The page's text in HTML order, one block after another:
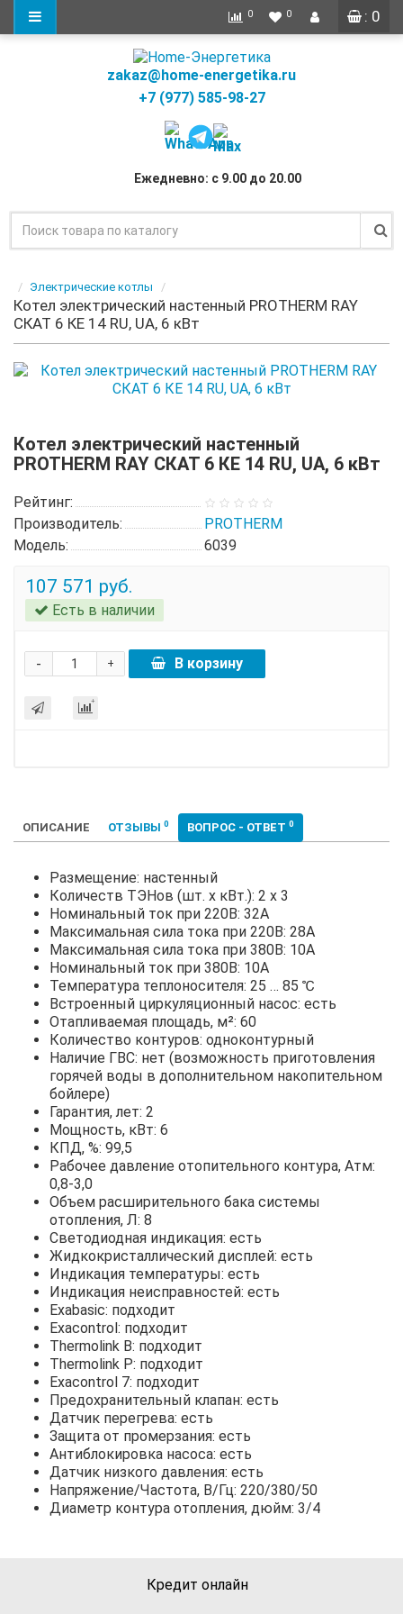
: 0
0 0
zakaz@home-energetika.ru
+7 (977) 585-98-27
Ежедневно: с 9.00 до 20.00
Электрические котлы
Котел электрический настенный PROTHERM RAY
СКАТ 6 КЕ 14 RU, UA, 6 кВт
Котел электрический настенный
PROTHERM RAY СКАТ 6 КЕ 14 RU, UA, 6 кВт
Рейтинг:
Производитель:
PROTHERM
Модель:
6039
107 571 руб.
Есть в наличии
+
- В корзину
ОПИСАНИЕ ОТЗЫВЫ 0 ВОПРОС - ОТВЕТ 0
Размещение: настенный
Количеств ТЭНов (шт. х кВт.): 2 х 3
Номинальный ток при 220В: 32А
Максимальная сила тока при 220В: 28А
Максимальная сила тока при 380В: 10А
Номинальный ток при 380В: 10А
Температура теплоносителя: 25 … 85 ℃
Встроенный циркуляционный насос: есть
Отапливаемая площадь, м²: 60
Количество контуров: одноконтурный
Наличие ГВС: нет (возможность приготовления
горячей воды в дополнительном накопительном
бойлере)
Гарантия, лет: 2
Мощность, кВт: 6
КПД, %: 99,5
Рабочее давление отопительного контура, Атм:
0,8-3,0
Объем расширительного бака системы
отопления, Л: 8
Светодиодная индикация: есть
Жидкокристаллический дисплей: есть
Индикация температуры: есть
Индикация неисправностей: есть
Exabasic: подходит
Exacontrol: подходит
Thermolink В: подходит
Thermolink P: подходит
Exacontrol 7: подходит
Предохранительный клапан: есть
Датчик перегрева: есть
Защита от промерзания: есть
Антиблокировка насоса: есть
Датчик низкого давления: есть
Напряжение/Частота, В/Гц: 220/380/50
Диаметр контура отопления, дюйм: 3/4
Кредит онлайн